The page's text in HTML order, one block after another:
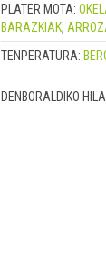
PLATER MOTA:
BARAZKIAK,
TENPERATURA:
DENBORALDIKO